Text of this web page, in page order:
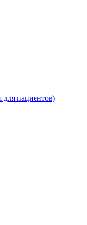
пациентов)